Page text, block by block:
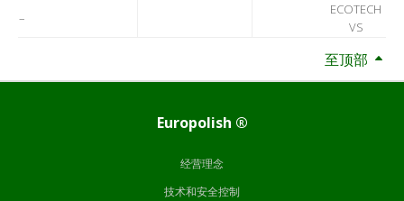
–
ECOTECH
VS
至顶部
Europolish ®
经营理念
技术和安全控制